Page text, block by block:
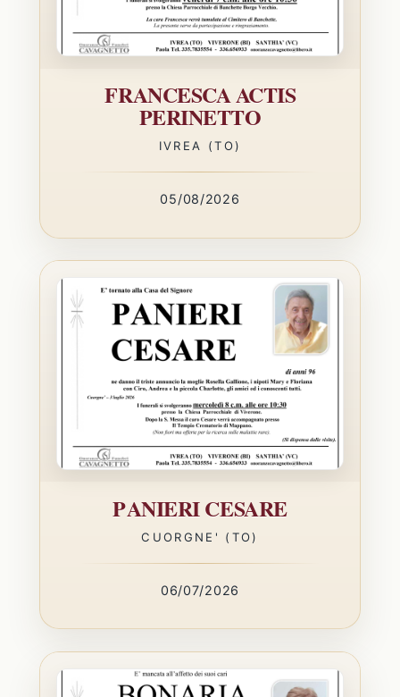
FRANCESCA ACTIS
PERINETTO
IVREA (TO)
05/08/2026
PANIERI CESARE
CUORGNE' (TO)
06/07/2026